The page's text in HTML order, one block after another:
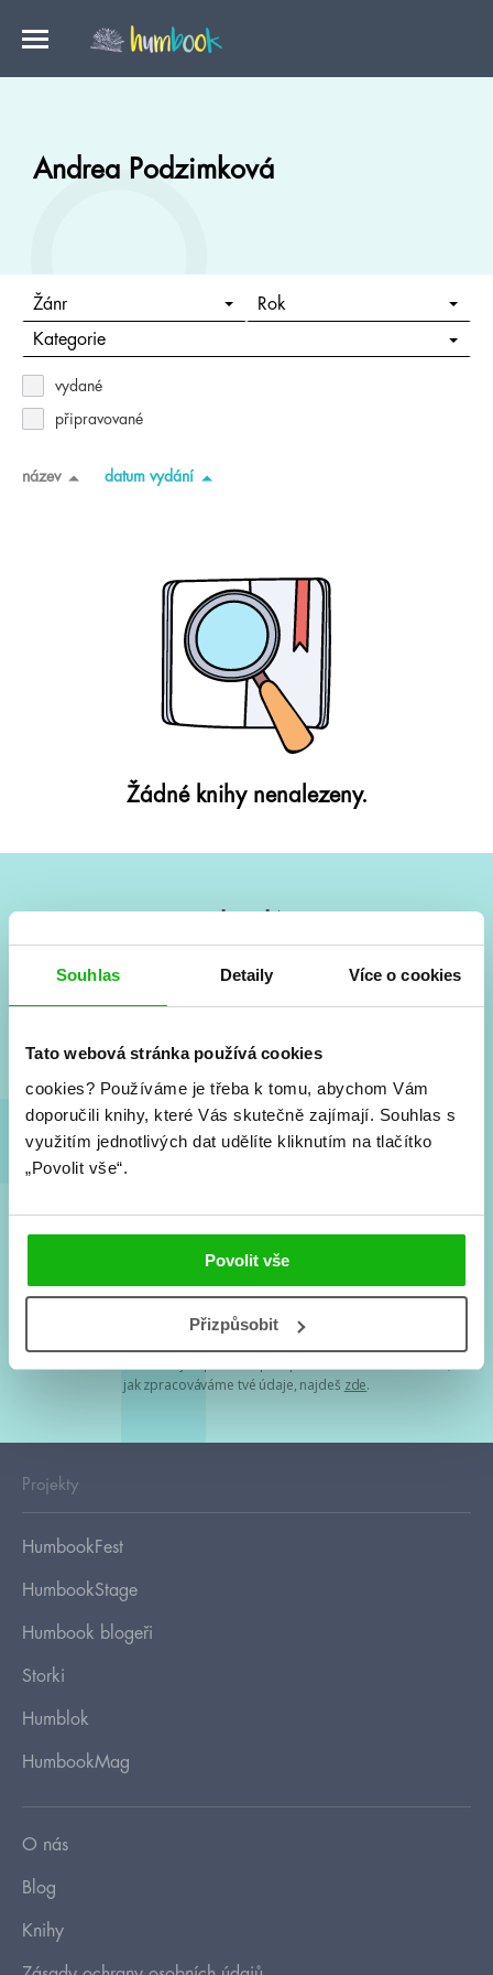
Souhlas Detaily Více o cookies
Tato webová stránka používá cookies
cookies? Používáme je třeba k tomu, abychom Vám
doporučili knihy, které Vás skutečně zajímají. Souhlas s
využitím jednotlivých dat udělíte kliknutím na tlačítko
„Povolit vše“.
Povolit vše
Přizpůsobit
Andrea Podzimková
Žánr Rok
Kategorie
vydané
připravované
název datum vydání
Žádné knihy nenalezeny.
Vše kolem #youngadult každý měsíc rovnou do mailu!
a seriálové adaptace a další.
Souhlasím spodmínkami zpracování osobních údajů
Tvá e-mailová adresa je u nás v bezpečí. Přečti si
jak zpracováváme tvé údaje, najdeš zde.
Projekty
HumbookFest
HumbookStage
Humbook blogeři
Storki
Humblok
HumbookMag
O nás
Blog
Knihy